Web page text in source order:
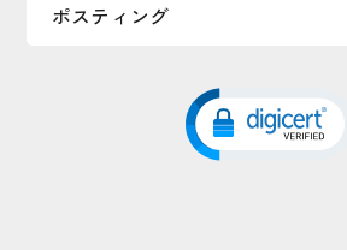
ポスティング